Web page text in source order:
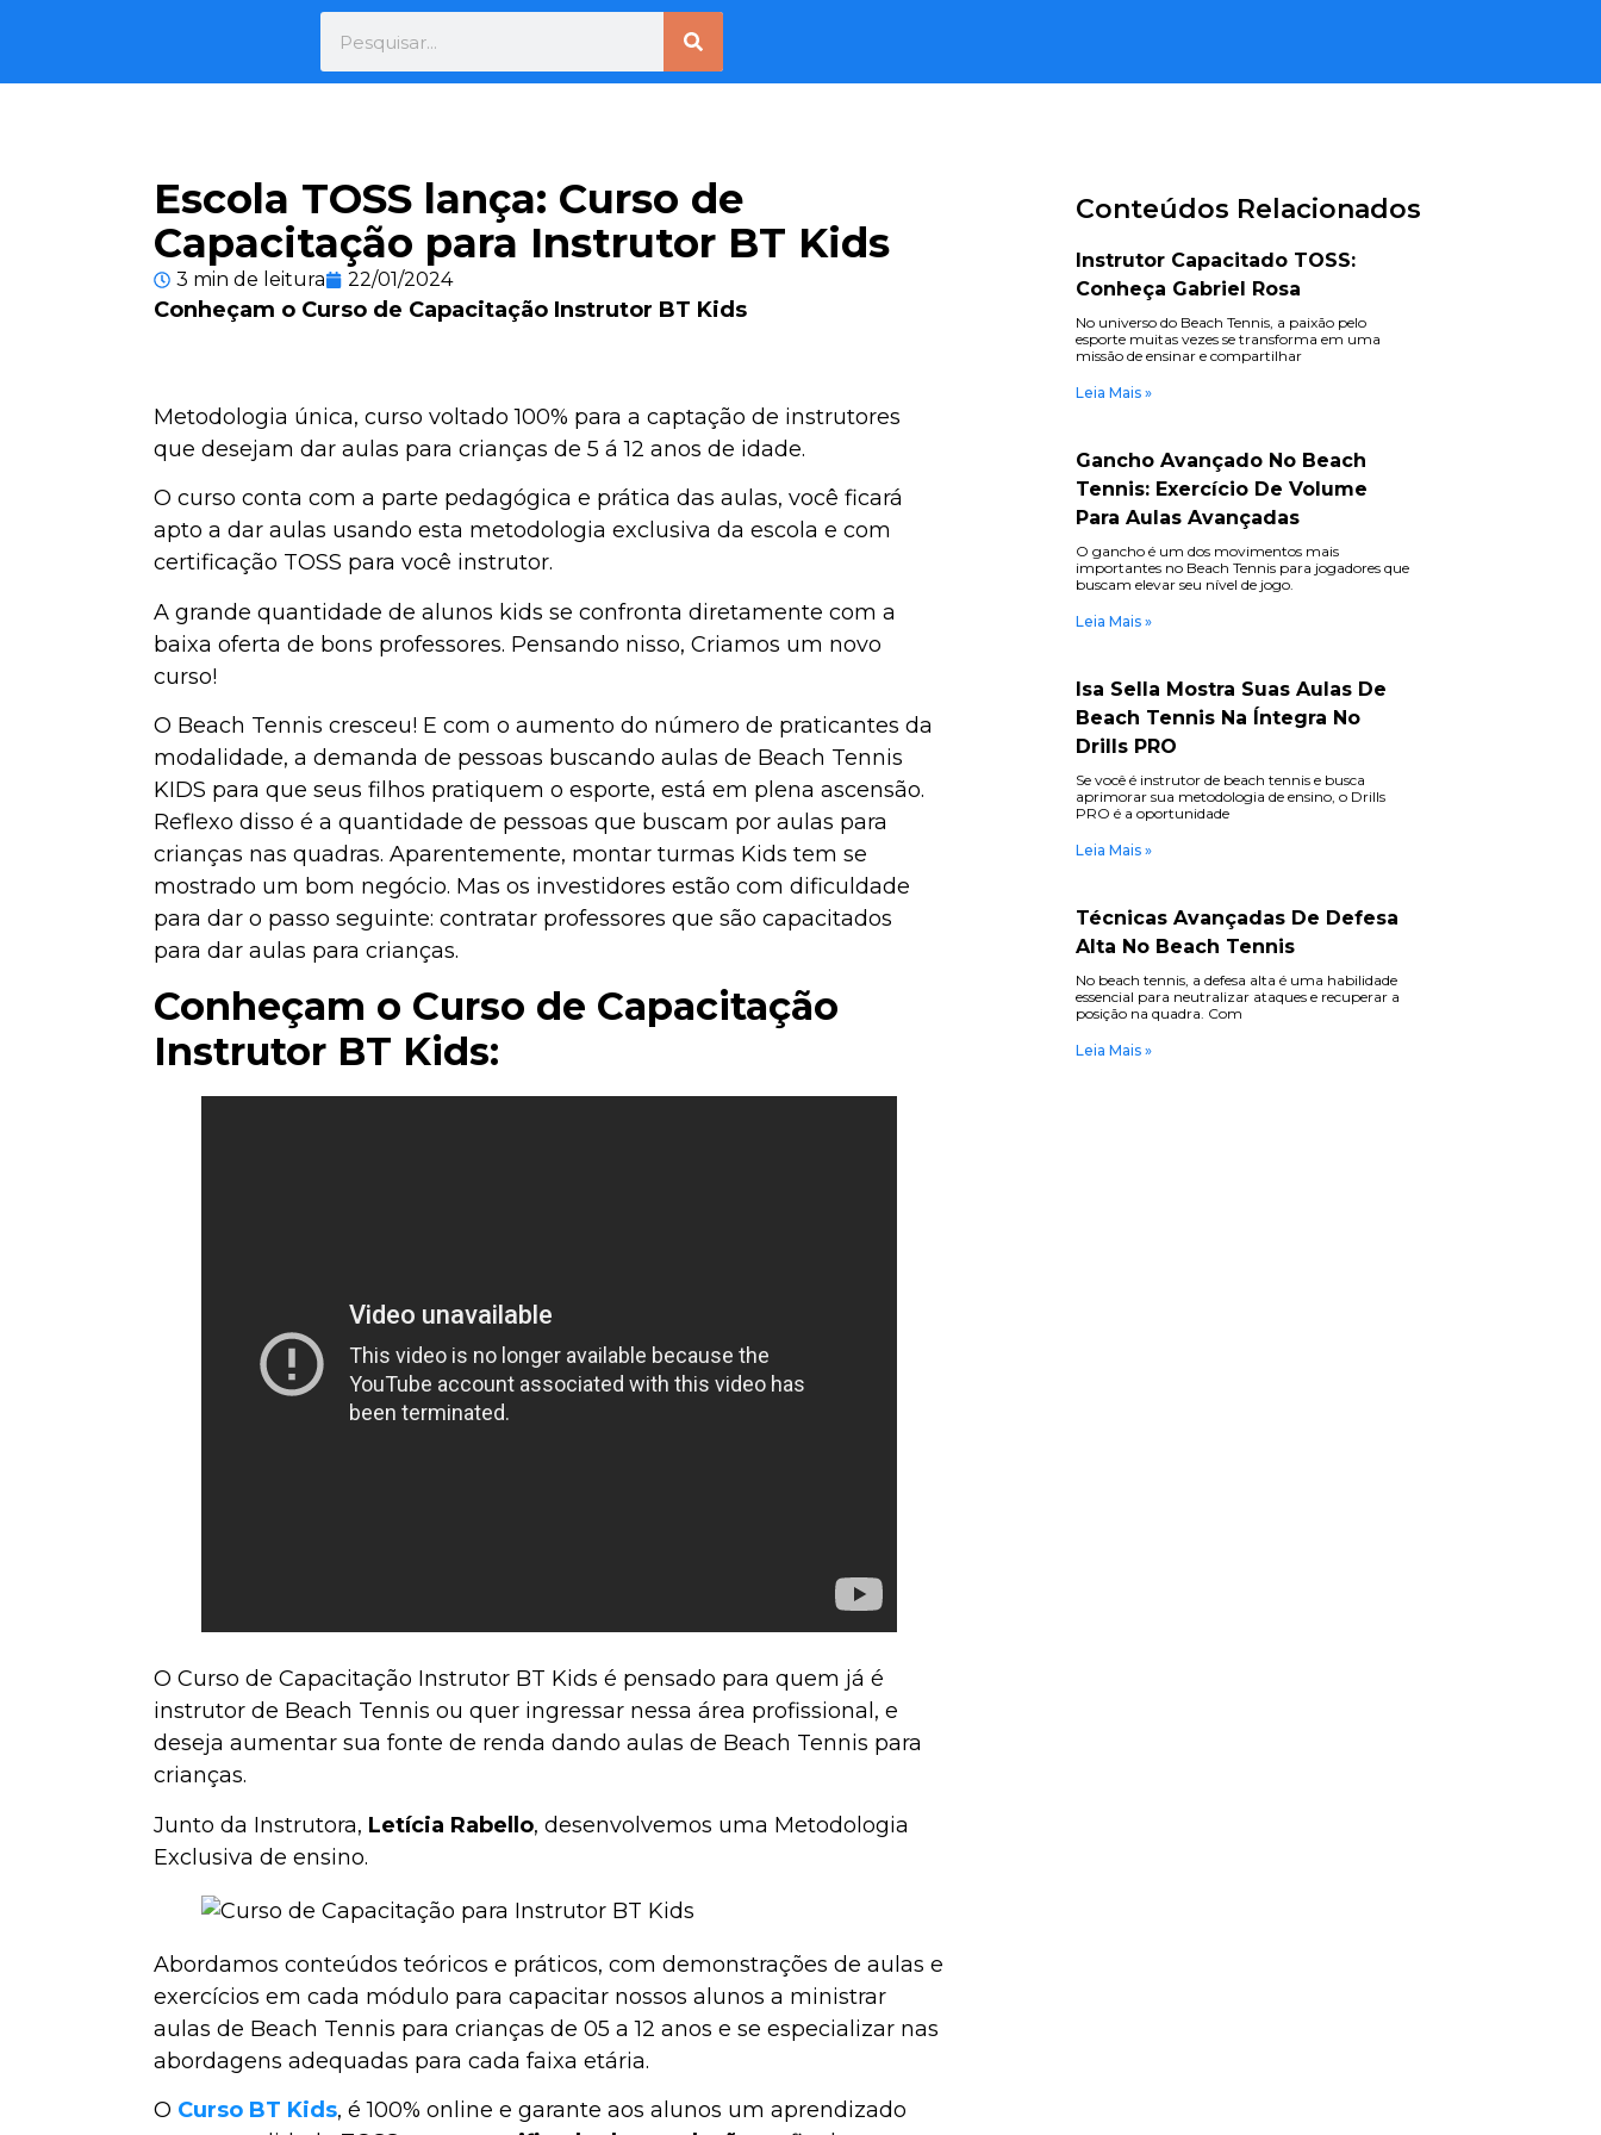
Escola TOSS lança: Curso de
Capacitação para Instrutor BT Kids
3 min de leitura 22/01/2024
Conheçam o Curso de Capacitação Instrutor BT Kids
Metodologia única, curso voltado 100% para a captação de instrutores
que desejam dar aulas para crianças de 5 á 12 anos de idade.
O curso conta com a parte pedagógica e prática das aulas, você ficará
apto a dar aulas usando esta metodologia exclusiva da escola e com
certificação TOSS para você instrutor.
A grande quantidade de alunos kids se confronta diretamente com a
baixa oferta de bons professores. Pensando nisso, Criamos um novo
curso!
O Beach Tennis cresceu! E com o aumento do número de praticantes da
modalidade, a demanda de pessoas buscando aulas de Beach Tennis
KIDS para que seus filhos pratiquem o esporte, está em plena ascensão.
Reflexo disso é a quantidade de pessoas que buscam por aulas para
crianças nas quadras. Aparentemente, montar turmas Kids tem se
mostrado um bom negócio. Mas os investidores estão com dificuldade
para dar o passo seguinte: contratar professores que são capacitados
para dar aulas para crianças.
Conheçam o Curso de Capacitação
Instrutor BT Kids:
O Curso de Capacitação Instrutor BT Kids é pensado para quem já é
instrutor de Beach Tennis ou quer ingressar nessa área profissional, e
deseja aumentar sua fonte de renda dando aulas de Beach Tennis para
crianças.
Junto da Instrutora, Letícia Rabello, desenvolvemos uma Metodologia
Exclusiva de ensino.
Abordamos conteúdos teóricos e práticos, com demonstrações de aulas e
exercícios em cada módulo para capacitar nossos alunos a ministrar
aulas de Beach Tennis para crianças de 05 a 12 anos e se especializar nas
abordagens adequadas para cada faixa etária.
O CursoBT Kids, é 100% online e garante aos alunos um aprendizado
Conteúdos Relacionados
Instrutor Capacitado TOSS:
Conheça Gabriel Rosa
No universo do Beach Tennis, a paixão pelo
esporte muitas vezes se transforma em uma
missão de ensinar e compartilhar
Leia Mais »
Gancho Avançado No Beach
Tennis: Exercício De Volume
Para Aulas Avançadas
O gancho é um dos movimentos mais
importantes no Beach Tennis para jogadores que
buscam elevar seu nível de jogo.
Leia Mais »
Isa Sella Mostra Suas Aulas De
Beach Tennis Na Íntegra No
Drills PRO
Se você é instrutor de beach tennis e busca
aprimorar sua metodologia de ensino, o Drills
PRO é a oportunidade
Leia Mais »
Técnicas Avançadas De Defesa
Alta No Beach Tennis
No beach tennis, a defesa alta é uma habilidade
essencial para neutralizar ataques e recuperar a
posição na quadra. Com
Leia Mais »